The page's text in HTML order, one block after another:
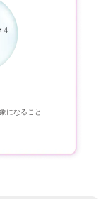
になること